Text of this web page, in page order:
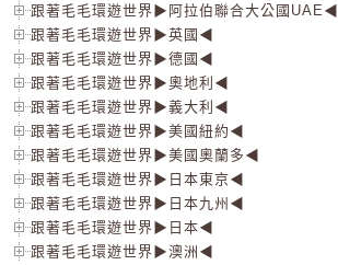
跟著毛毛環遊世界▶阿拉伯聯合大公國UAE◀
跟著毛毛環遊世界▶英國◀
跟著毛毛環遊世界▶德國◀
跟著毛毛環遊世界▶奧地利◀
跟著毛毛環遊世界▶義大利◀
跟著毛毛環遊世界▶美國紐約◀
跟著毛毛環遊世界▶美國奧蘭多◀
跟著毛毛環遊世界▶日本東京◀
跟著毛毛環遊世界▶日本九州◀
跟著毛毛環遊世界▶日本◀
跟著毛毛環遊世界▶澳洲◀